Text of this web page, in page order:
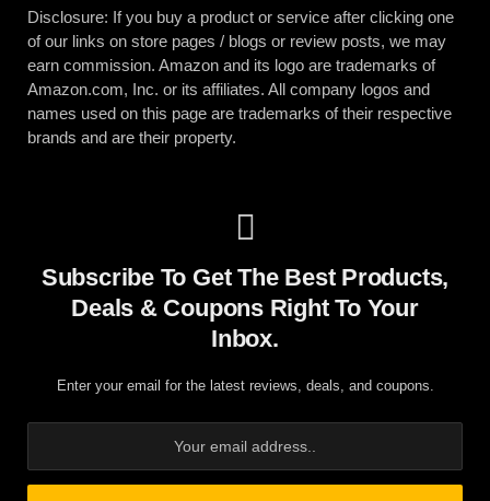
Disclosure: If you buy a product or service after clicking one
of our links on store pages / blogs or review posts, we may
earn commission. Amazon and its logo are trademarks of
Amazon.com, Inc. or its affiliates. All company logos and
names used on this page are trademarks of their respective
brands and are their property.
Subscribe To Get The Best Products,
Deals & Coupons Right To Your
Inbox.
Enter your email for the latest reviews, deals, and coupons.